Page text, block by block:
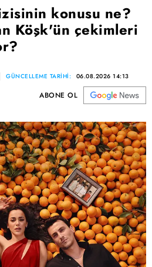
konusu ne?
Köşk'ün çekimleri
GÜNCELLEME TARİHİ: 06.08.2026 14:13
ABONE OL